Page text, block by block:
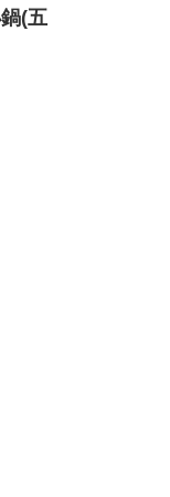
(五